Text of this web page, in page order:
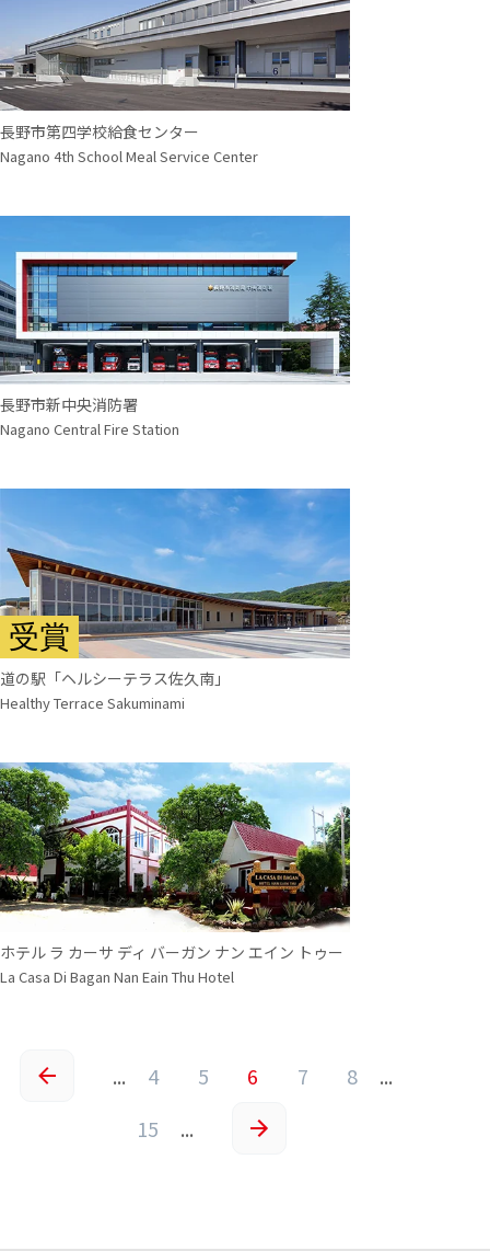
長野市第四学校給食センター
Nagano 4th School Meal Service Center
長野市新中央消防署
Nagano Central Fire Station
受賞
道の駅「ヘルシーテラス佐久南」
Healthy Terrace Sakuminami
ホテル ラ カーサ ディ バーガン ナン エイン トゥー
La Casa Di Bagan Nan Eain Thu Hotel
« ... 4 5 6 7 8
...
15
... »